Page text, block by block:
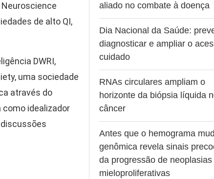
de alto QI,
DWRI,
uma sociedade
através do
como idealizador
aliado no combate à doença
Dia Nacional da Saúde:
diagnosticar e ampliar o
cuidado
RNAs circulares ampliam o
horizonte da biópsia líquida
câncer
Antes que o hemograma
genômica revela sinais
da progressão de neoplasias
mieloproliferativas